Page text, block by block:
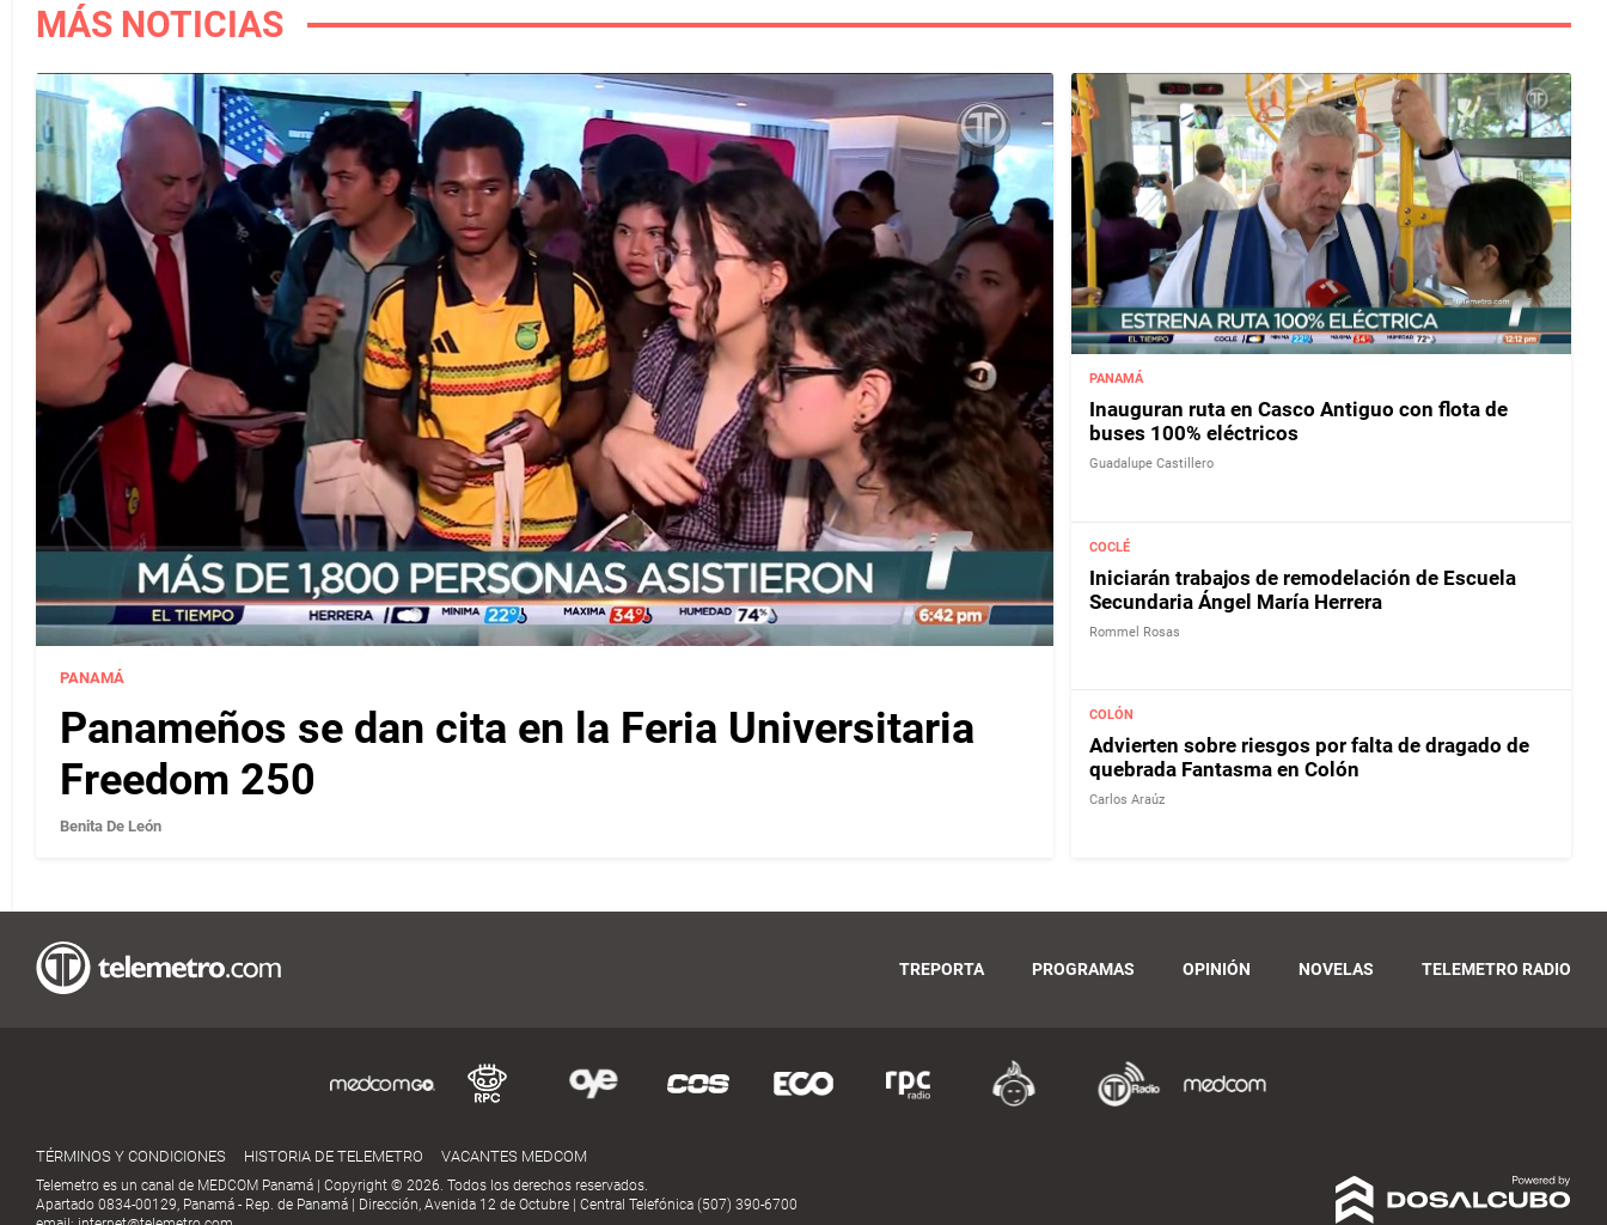
MÁS NOTICIAS
PANAMÁ
Panameños se dan cita en la Feria Universitaria
Freedom 250
Benita De León
PANAMÁ
Inauguran ruta en Casco Antiguo con flota de
buses 100% eléctricos
Guadalupe Castillero
COCLÉ
Iniciarán trabajos de remodelación de Escuela
Secundaria Ángel María Herrera
Rommel Rosas
COLÓN
Advierten sobre riesgos por falta de dragado de
quebrada Fantasma en Colón
Carlos Araúz
TREPORTA PROGRAMAS OPINIÓN NOVELAS TELEMETRO RADIO
TÉRMINOS Y CONDICIONES HISTORIA DE TELEMETRO VACANTES MEDCOM
Telemetro es un canal de MEDCOM Panamá | Copyright © 2026. Todos los derechos reservados.
Apartado 0834-00129, Panamá - Rep. de Panamá | Dirección, Avenida 12 de Octubre | Central Telefónica (507) 390-6700